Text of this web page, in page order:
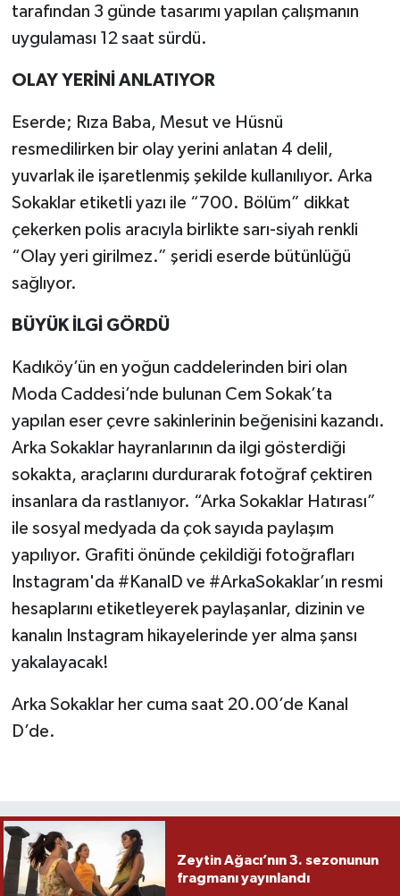
tarafından 3 günde tasarımı yapılan çalışmanın
uygulaması 12 saat sürdü.
OLAY YERİNİ ANLATIYOR
Eserde; Rıza Baba, Mesut ve Hüsnü
resmedilirken bir olay yerini anlatan 4 delil,
yuvarlak ile işaretlenmiş şekilde kullanılıyor. Arka
Sokaklar etiketli yazı ile “700. Bölüm” dikkat
çekerken polis aracıyla birlikte sarı-siyah renkli
“Olay yeri girilmez.” şeridi eserde bütünlüğü
sağlıyor.
BÜYÜK İLGİ GÖRDÜ
Kadıköy’ün en yoğun caddelerinden biri olan
Moda Caddesi’nde bulunan Cem Sokak’ta
yapılan eser çevre sakinlerinin beğenisini kazandı.
Arka Sokaklar hayranlarının da ilgi gösterdiği
sokakta, araçlarını durdurarak fotoğraf çektiren
insanlara da rastlanıyor. “Arka Sokaklar Hatırası”
ile sosyal medyada da çok sayıda paylaşım
yapılıyor. Grafiti önünde çekildiği fotoğrafları
Instagram'da #KanalD ve #ArkaSokaklar’ın resmi
hesaplarını etiketleyerek paylaşanlar, dizinin ve
kanalın Instagram hikayelerinde yer alma şansı
yakalayacak!
Arka Sokaklar her cuma saat 20.00’de Kanal
D’de.
Zeytin Ağacı’nın 3. sezonunun
fragmanı yayınlandı